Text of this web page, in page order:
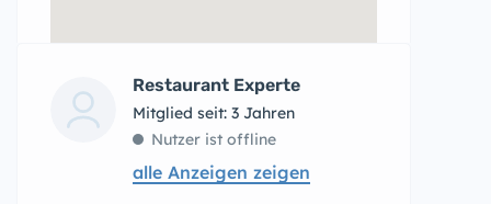
Restaurant Experte
Mitglied seit: 3 Jahren
Nutzer ist offline
alle Anzeigen zeigen